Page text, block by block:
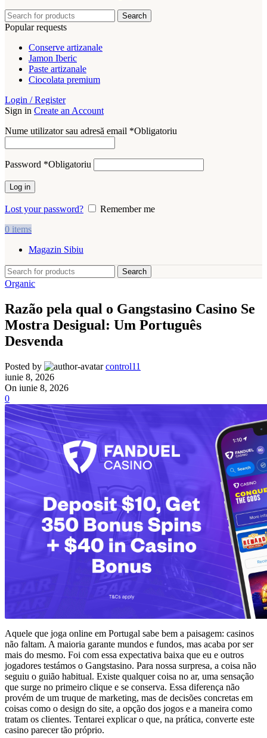
Search
Popular requests
Conserve artizanale
Jamon Iberic
Paste artizanale
Ciocolata premium
Login / Register
Sign in Create an Account
Nume utilizator sau adresă email *Obligatoriu
Password *Obligatoriu
Log in
Lost your password?
Remember me
0 items
Magazin Sibiu
Search
Organic
Razão pela qual o Gangstasino Casino Se
Mostra Desigual: Um Português
Desvenda
Posted by
control11
iunie 8, 2026
On iunie 8, 2026
0
Aquele que joga online em Portugal sabe bem a paisagem: casinos
não faltam. A maioria garante mundos e fundos, mas acaba por ser
mais do mesmo. Foi com essa expectativa baixa que eu e outros
jogadores testámos o Gangstasino. Para nossa surpresa, a coisa não
seguiu o guião habitual. Existe qualquer coisa no ar, uma sensação
que surge no primeiro clique e se conserva. Essa diferença não
provém de um truque de marketing, mas de decisões concretas em
coisas como o design do site, a opção dos jogos e a maneira como
tratam os clientes. Tentarei explicar o que, na prática, converte este
casino parecer tão próprio.